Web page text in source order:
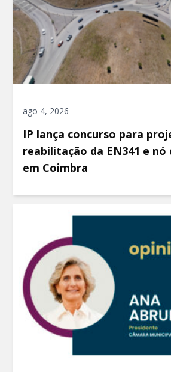
ago 4, 2026
IP lança concurso para
reabilitação da EN341 e nó
em Coimbra